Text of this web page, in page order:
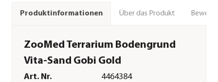
Produktinformationen Über das Produkt
ZooMed Terrarium Bodengrund
Vita-Sand Gobi Gold
Art. Nr. 4464384